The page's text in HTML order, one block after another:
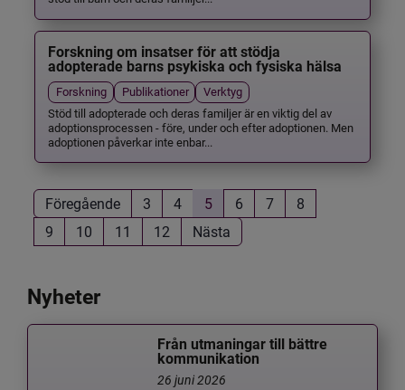
Forskning om insatser för att stödja
adopterade barns psykiska och fysiska hälsa
Forskning Publikationer
Verktyg
Stöd till adopterade och deras familjer är en viktig del av
adoptionsprocessen - före, under och efter adoptionen. Men
adoptionen påverkar inte enbar...
Föregående 3 4 5 6 7
8
9
10 11 12 Nästa
Nyheter
Från utmaningar till bättre
kommunikation
26 juni 2026